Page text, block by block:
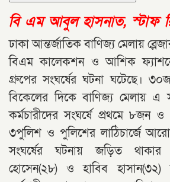
বি এম আবুল হাসনাত, স্টাফ
ঢাকা আন্তর্জাতিক বাণিজ্য মেলায়
বিএম কালেকশন ও আশিক
গ্রুপের সংঘর্ষের ঘটনা ঘটেছে।
বিকেলের দিকে বাণিজ্য মেলায় এ
কর্মচারীদের সংঘর্ষে প্রথমে ৮জন ও
৩পুলিশ ও পুলিশের লাঠিচার্জে
সংঘর্ষের ঘটনায় জড়িত
হোসেন(২৮) ও হাবিব